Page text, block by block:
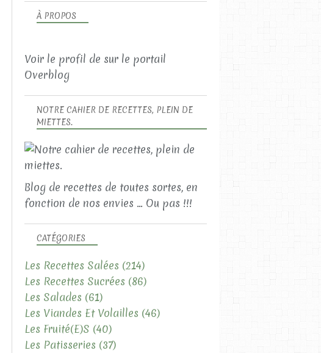
NOTRE CAHIER DE RECETTES, PLEIN DE
MIETTES.
Blog de recettes de toutes sortes, en
fonction de nos envies ... Ou pas !!!
À PROPOS
Voir le profil de sur le portail
Overblog
CATÉGORIES
Les Recettes Salées (214)
Les Recettes Sucrées (86)
Les Salades (61)
Les Viandes Et Volailles (46)
Les Fruité(e)s (40)
Les Patisseries (37)